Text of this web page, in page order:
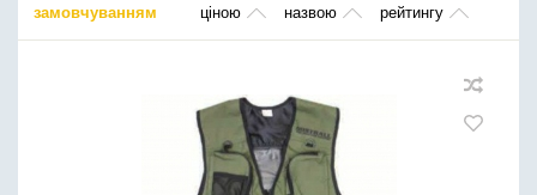
замовчуванням ціною назвою рейтингу